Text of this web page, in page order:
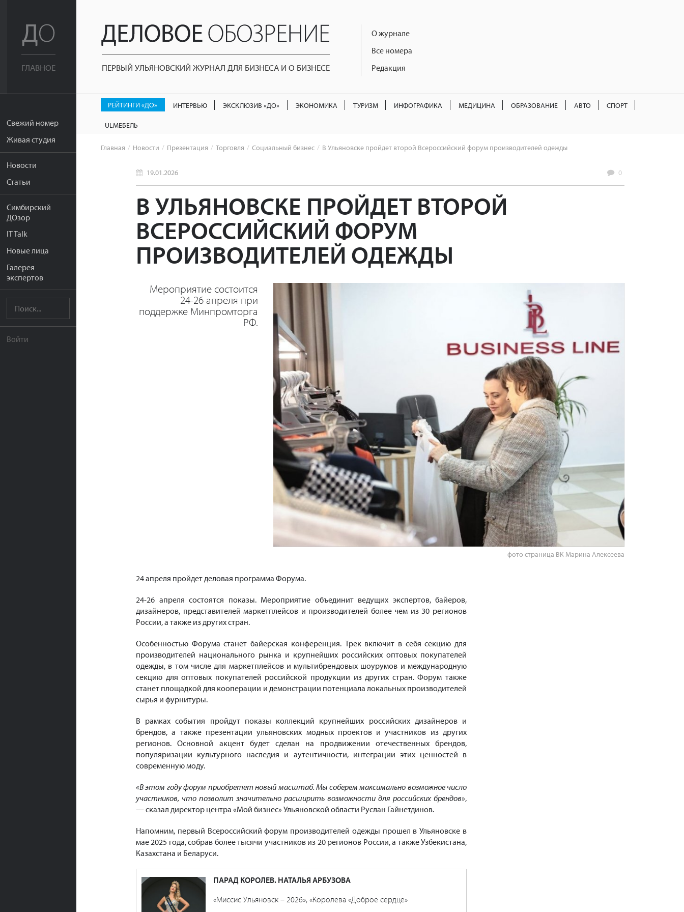
ГЛАВНОЕ
Свежий номер
Живая студия
Новости
Статьи
Симбирский
ДОзор
IT Talk
Новые лица
Галерея
экспертов
Войти
ПЕРВЫЙ УЛЬЯНОВСКИЙ ЖУРНАЛ ДЛЯ БИЗНЕСА И О БИЗНЕСЕ
О журнале
Все номера
Редакция
РЕЙТИНГИ «ДО» ИНТЕРВЬЮ ЭКСКЛЮЗИВ «ДО» ЭКОНОМИКА ТУРИЗМ ИНФОГРАФИКА МЕДИЦИНА ОБРАЗОВАНИЕ АВТО СПОРТ
ULМЕБЕЛЬ
Главная Новости Презентация Торговля Социальный бизнес В Ульяновске пройдет второй Всероссийский форум производителей одежды
19.01.2026 0
В УЛЬЯНОВСКЕ ПРОЙДЕТ ВТОРОЙ
ВСЕРОССИЙСКИЙ ФОРУМ
ПРОИЗВОДИТЕЛЕЙ ОДЕЖДЫ
Мероприятие состоится
24-26 апреля при
поддержке Минпромторга
РФ.
фото страница ВК Марина Алексеева
24 апреля пройдет деловая программа Форума.
24-26 апреля состоятся показы. Мероприятие объединит ведущих экспертов, байеров,
дизайнеров, представителей маркетплейсов и производителей более чем из 30 регионов
России, а также из других стран.
Особенностью Форума станет байерская конференция. Трек включит в себя секцию для
производителей национального рынка и крупнейших российских оптовых покупателей
одежды, в том числе для маркетплейсов и мультибрендовых шоурумов и международную
секцию для оптовых покупателей российской продукции из других стран. Форум также
станет площадкой для кооперации и демонстрации потенциала локальных производителей
сырья и фурнитуры.
В рамках события пройдут показы коллекций крупнейших российских дизайнеров и
брендов, а также презентации ульяновских модных проектов и участников из других
регионов. Основной акцент будет сделан на продвижении отечественных брендов,
популяризации культурного наследия и аутентичности, интеграции этих ценностей в
современную моду.
«В этом году форум приобретет новый масштаб. Мы соберем максимально возможное число
участников, что позволит значительно расширить возможности для российских брендов»,
— сказал директор центра «Мой бизнес» Ульяновской области Руслан Гайнетдинов.
Напомним, первый Всероссийский форум производителей одежды прошел в Ульяновске в
мае 2025 года, собрав более тысячи участников из 20 регионов России, а также Узбекистана,
Казахстана и Беларуси.
ПАРАД КОРОЛЕВ. НАТАЛЬЯ АРБУЗОВА
«Миссис Ульяновск – 2026», «Королева «Доброе сердце»